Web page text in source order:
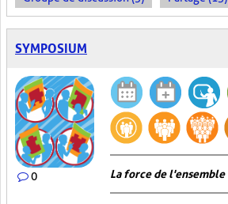
SYMPOSIUM
0 La force de l'ensemble